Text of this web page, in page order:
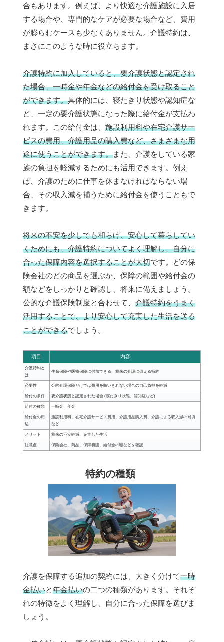
合もあります。例えば、より快適な介護施設に入居
する場合や、専門的なケアが必要な場合など、費用
が膨らむケースも少なくありません。介護特約は、
まさにこのような時に役立ちます。
介護特約に加入していると、要介護状態と認定され
た場合、一時金や年金などの給付金を受け取ること
ができます。具体的には、寝たきり状態や認知症な
ど、一定の要介護状態になった際に給付金が支払わ
れます。この給付金は、 施設利用料や在宅介護サー
ビスの費用、介護用品の購入費など、さまざまな用
途に使うことができます。また、介護をしている家
族の負担を軽減するためにも活用できます。例え
ば、介護のために仕事を休まなければならない場
合、その収入減を補うために給付金を使うこともで
きます。
将来の不安を少しでも和らげ、安心して暮らしてい
くためにも、介護特約についてよく理解し、自分に
合った保障内容を選択することが大切です。どの保
険会社のどの商品を選ぶか、保障の範囲や給付金の
額などをしっかりと確認し、将来に備えましょう。
公的な介護保険制度と合わせて、 介護特約をうまく
活用することで、より安心して充実した生活を送る
ことができるでしょう。
項目 内容
介護特約と
は
生命保険や医療保険に付加できる、将来の介護に備える特約
必要性 公的介護保険だけでは費用を賄いきれない場合の自己負担を軽減
給付の条件 要介護状態と認定された場合 (寝たきり状態、認知症など)
給付の種類 一時金、年金
給付金の用
途
施設利用料、在宅介護サービス費用、介護用品購入費、介護による収入減の補填
など
メリット 将来の不安軽減、充実した生活
注意点 保険会社、商品、保障範囲、給付金の額などを確認
特約の種類
介護を保障する追加の契約には、大きく分けて一時
金払いと年金払いの二つの種類があります。それぞ
れの特徴をよく理解し、自分に合った保障を選びま
しょう。